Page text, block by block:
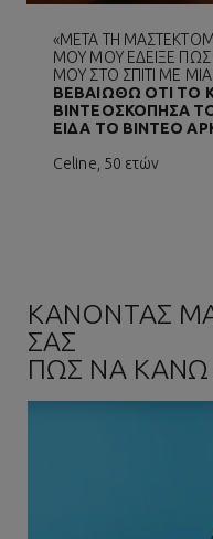
«ΜΕΤΑ ΤΗ
ΜΟΥ ΜΟΥ ΕΔΕΙΞΕ
ΜΟΥ ΣΤΟ ΣΠΙΤΙ ΜΕ
ΒΕΒΑΙΩΘΩ ΟΤΙ ΤΟ
ΒΙΝΤΕΟΣΚΟΠΗΣΑ
ΕΙΔΑ ΤΟ ΒΙΝΤΕΟ
Celine, 50 ετών
ΚΑΝΟΝΤΑΣ
ΣΑΣ
ΠΩΣ ΝΑ